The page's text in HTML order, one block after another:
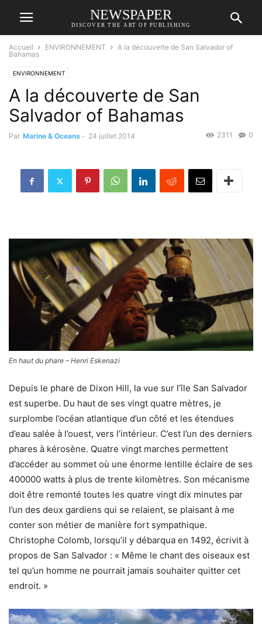
NEWSPAPER
DISCOVER THE ART OF PUBLISHING
Accueil ENVIRONNEMENT
A la découverte de San Salvador of
Bahamas
ENVIRONNEMENT
A la découverte de San
Salvador of Bahamas
Par Marine & Oceans - 24 juillet 2014 0
2311
En haut du phare – Henri Eskenazi
Depuis le phare de Dixon Hill, la vue sur l’île San Salvador
est superbe. Du haut de ses vingt quatre mètres, je
surplombe l’océan atlantique d’un côté et les étendues
d’eau salée à l’ouest, vers l’intérieur. C’est l’un des derniers
phares à kérosène. Quatre vingt marches permettent
d’accéder au sommet où une énorme lentille éclaire de ses
400000 watts à plus de trente kilomètres. Son mécanisme
doit être remonté toutes les quatre vingt dix minutes par
l’un des deux gardiens qui se relaient, se plaisant à me
conter son métier de manière fort sympathique.
Christophe Colomb, lorsqu’il y débarqua en 1492, écrivit à
propos de San Salvador : « Même le chant des oiseaux est
tel qu’un homme ne pourrait jamais souhaiter quitter cet
endroit. »